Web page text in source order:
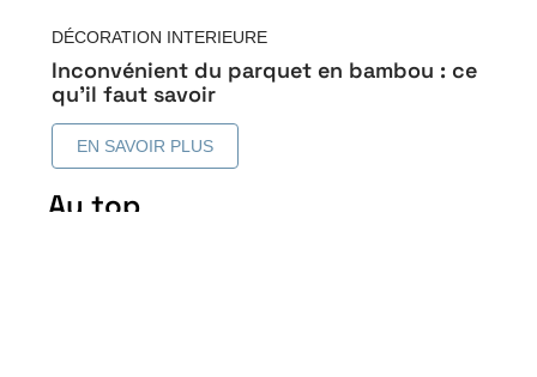
DÉCORATION INTERIEURE
Inconvénient du parquet en bambou : ce
qu’il faut savoir
EN SAVOIR PLUS
Au top